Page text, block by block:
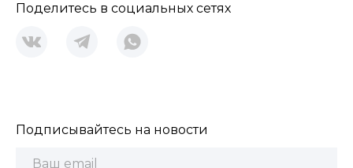
Поделитесь в социальных сетях
Подписывайтесь на новости